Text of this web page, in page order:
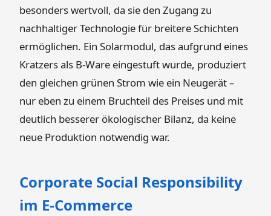
besonders wertvoll, da sie den Zugang zu
nachhaltiger Technologie für breitere Schichten
ermöglichen. Ein Solarmodul, das aufgrund eines
Kratzers als B-Ware eingestuft wurde, produziert
den gleichen grünen Strom wie ein Neugerät –
nur eben zu einem Bruchteil des Preises und mit
deutlich besserer ökologischer Bilanz, da keine
neue Produktion notwendig war.
Corporate Social Responsibility
im E-Commerce